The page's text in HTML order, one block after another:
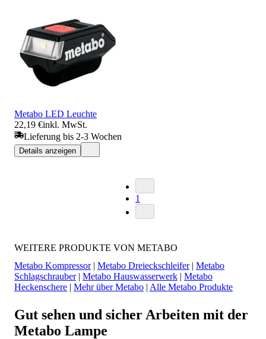
Metabo LED Leuchte
22,19 €inkl. MwSt.
Lieferung bis 2-3 Wochen
Details anzeigen
1
WEITERE PRODUKTE VON METABO
Metabo Kompressor| Metabo Dreieckschleifer| Metabo
Schlagschrauber| Metabo Hauswasserwerk | Metabo
Heckenschere | Mehr über Metabo | Alle Metabo Produkte
Gut sehen und sicher Arbeiten mit der
Metabo Lampe